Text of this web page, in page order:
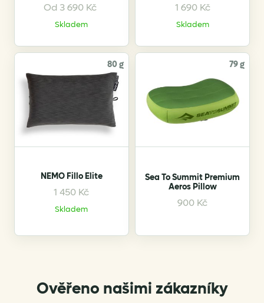
Od 3 690 Kč
Skladem
This
product
multiple
variants.
The
be
chosen
on
product
page
1 690 Kč
Skladem
80 g
NEMO Fillo Elite
1 450 Kč
Skladem
This
product
multiple
options
may
79 g
Sea To Summit Premium
Aeros Pillow
900 Kč
This
multiple
options
may
Ověřeno našimi zákazníky